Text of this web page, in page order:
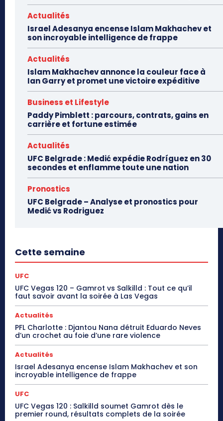
Actualités
Israel Adesanya encense Islam Makhachev et
son incroyable intelligence de frappe
Actualités
Islam Makhachev annonce la couleur face à
Ian Garry et promet une victoire expéditive
Business et Lifestyle
Paddy Pimblett : parcours, contrats, gains en
carrière et fortune estimée
Actualités
UFC Belgrade : Medić expédie Rodríguez en 30
secondes et enflamme toute une nation
Pronostics
UFC Belgrade – Analyse et pronostics pour
Medić vs Rodriguez
Cette semaine
UFC
UFC Vegas 120 – Gamrot vs Salkilld : Tout ce qu’il
faut savoir avant la soirée à Las Vegas
Actualités
PFL Charlotte : Djantou Nana détruit Eduardo Neves
d’un crochet au foie d’une rare violence
Actualités
Israel Adesanya encense Islam Makhachev et son
incroyable intelligence de frappe
UFC
UFC Vegas 120 : Salkilld soumet Gamrot dès le
premier round, résultats complets de la soirée